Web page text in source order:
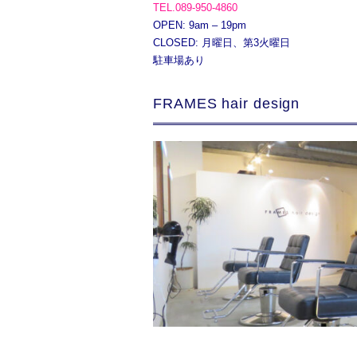
TEL.089-950-4860
OPEN: 9am – 19pm
CLOSED: 月曜日、第3火曜日
駐車場あり
FRAMES hair design